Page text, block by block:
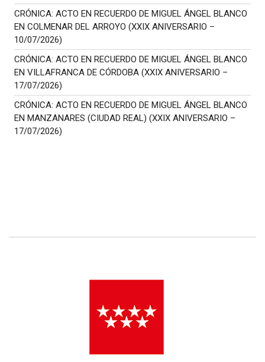
CRÓNICA: ACTO EN RECUERDO DE MIGUEL ÁNGEL BLANCO
EN COLMENAR DEL ARROYO (XXIX ANIVERSARIO –
10/07/2026)
CRÓNICA: ACTO EN RECUERDO DE MIGUEL ÁNGEL BLANCO
EN VILLAFRANCA DE CÓRDOBA (XXIX ANIVERSARIO –
17/07/2026)
CRÓNICA: ACTO EN RECUERDO DE MIGUEL ÁNGEL BLANCO
EN MANZANARES (CIUDAD REAL) (XXIX ANIVERSARIO –
17/07/2026)